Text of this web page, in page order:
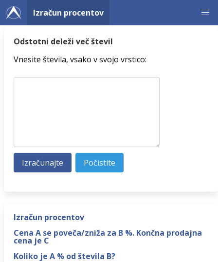
Izračun procentov
Odstotni deleži več števil
Vnesite števila, vsako v svojo vrstico:
Izračun procentov
Cena A se poveča/zniža za B %. Končna prodajna
cena je C
Koliko je A % od števila B?